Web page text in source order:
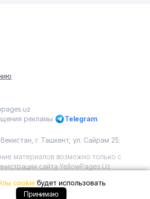
+99871 ... позвонить
рекламы
Telegram
г. Ташкент, ул. Сайрам 25.
материалов возможно только с
сайта YellowPages.Uz
Pages Uzbekistan, 2009 - 2026 / ООО
права защищены All rights reserved.
cookieбудет использовать
Принимаю